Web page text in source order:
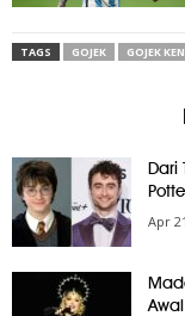
TAGS GOJEK GOJEK
Dari
Apr